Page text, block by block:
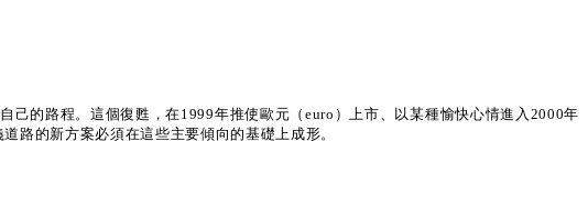
的路程。這個復甦，在1999年推使歐元（euro）上市、以某種愉快心情進入2000年
路的新方案必須在這些主要傾向的基礎上成形。